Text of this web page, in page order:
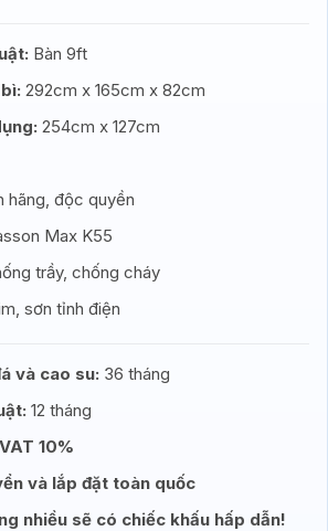
Bàn 9ft
292cm x 165cm x 82cm
254cm x 127cm
hãng, độc quyền
Max K55
trầy, chống cháy
sơn tỉnh điện
và cao su: 36 tháng
12 tháng
10%
và lắp đặt toàn quốc
nhiều sẽ có chiếc khấu hấp dẫn!